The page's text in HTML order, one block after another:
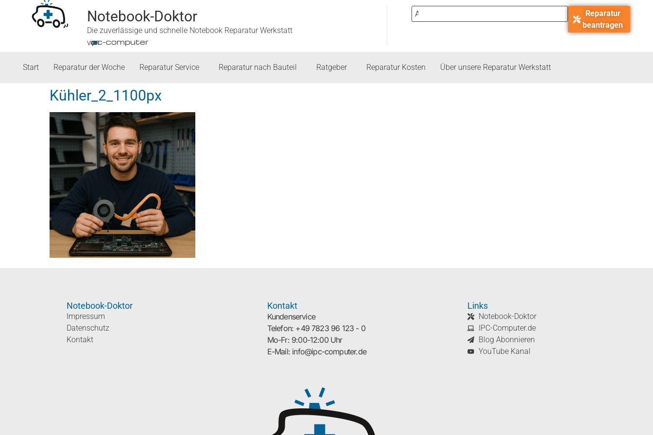
Notebook-Doktor
Die zuverlässige und schnelle Notebook Reparatur Werkstatt
von
■
ipc-computer
Reparatur
beantragen
Start Reparatur der Woche Reparatur Service Reparatur nach Bauteil Ratgeber Reparatur Kosten Über unsere Reparatur Werkstatt
Kühler_2_1100px
Notebook-Doktor
Impressum
Datenschutz
Kontakt
Kontakt
Kundenservice
Telefon: +49 7823 96 123 - 0
Mo-Fr: 9:00-12:00 Uhr
E-Mail: info@ipc-computer.de
Links
Notebook-Doktor
IPC-Computer.de
Blog Abonnieren
YouTube Kanal